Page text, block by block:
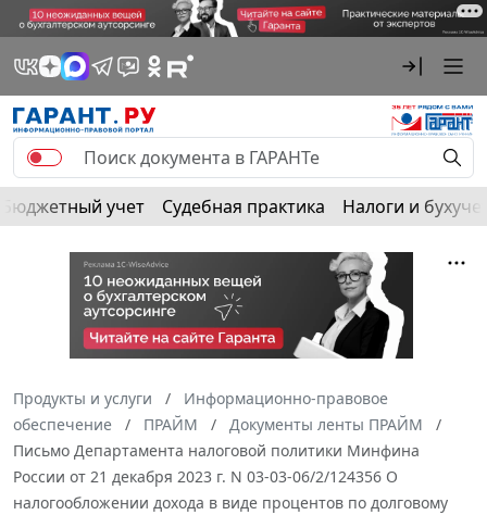
Бюджетный учет Судебная практика Налоги и
Продукты и услуги
Информационно-правовое
обеспечение
ПРАЙМ
Документы ленты ПРАЙМ
Письмо Департамента налоговой политики Минфина
России от 21 декабря 2023 г. N 03-03-06/2/124356 О
налогообложении дохода в виде процентов по долговому